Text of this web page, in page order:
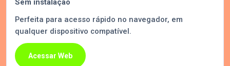
Sem instalação
Perfeita para acesso rápido no navegador, em
qualquer dispositivo compatível.
Acessar Web